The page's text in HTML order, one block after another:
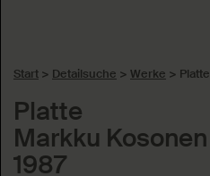
Start > Detailsuche > Werke > Platte
Platte
Markku Kosonen
1987